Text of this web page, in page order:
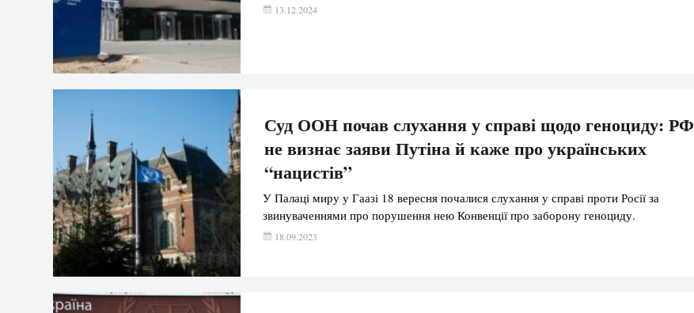
13.12.2024
Суд ООН почав слухання у справі щодо геноциду: РФ
не визнає заяви Путіна й каже про українських
“нацистів”
У Палаці миру у Гаазі 18 вересня почалися слухання у справі проти Росії за
звинуваченнями про порушення нею Конвенції про заборону геноциду.
18.09.2023